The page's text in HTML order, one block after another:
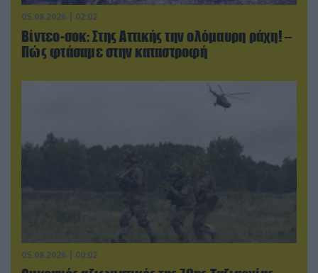
05.08.2026 | 02:02
Βίντεο-σοκ: Στης Αττικής την ολόμαυρη ράχη! –
Πώς φτάσαμε στην καταστροφή
05.08.2026 | 00:02